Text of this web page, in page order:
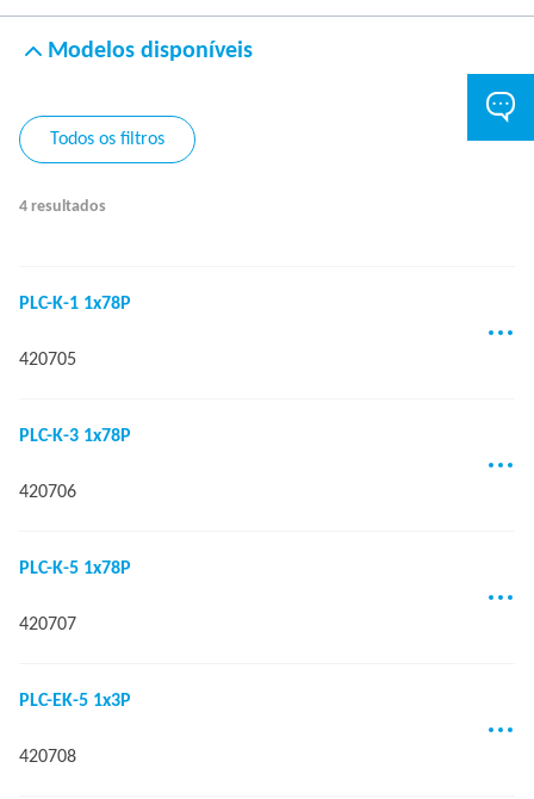
Modelos disponíveis
Todos os filtros
4 resultados
PLC-K-1 1x78P
420705
PLC-K-3 1x78P
420706
PLC-K-5 1x78P
420707
PLC-EK-5 1x3P
420708